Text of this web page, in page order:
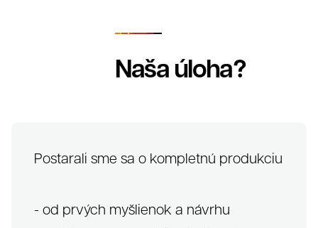
Naša úloha?
Postarali sme sa o kompletnú produkciu
- od prvých myšlienok a návrhu